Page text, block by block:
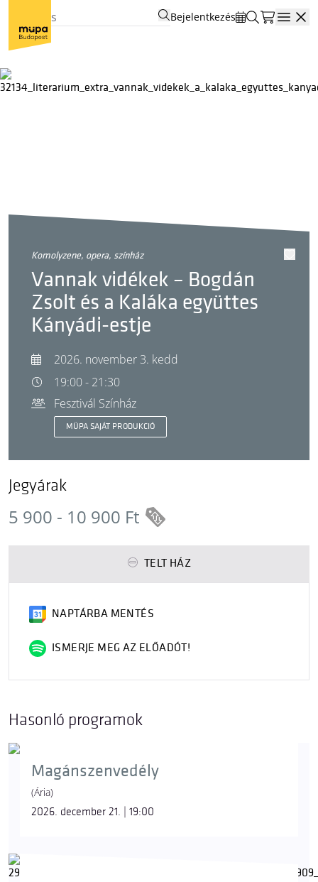
Bejelentkezés
komolyzene, opera, színház
Vannak vidékek – Bogdán
Zsolt és a Kaláka együttes
Kányádi-estje
2026. november 3. kedd
19:00 - 21:30
Fesztivál Színház
MÜPA SAJÁT PRODUKCIÓ
Jegyárak
5 900 - 10 900 Ft
TELT HÁZ
NAPTÁRBA MENTÉS
ISMERJE MEG AZ ELŐADÓT!
Hasonló programok
Magánszenvedély
(Ária)
2026. december 21. | 19:00